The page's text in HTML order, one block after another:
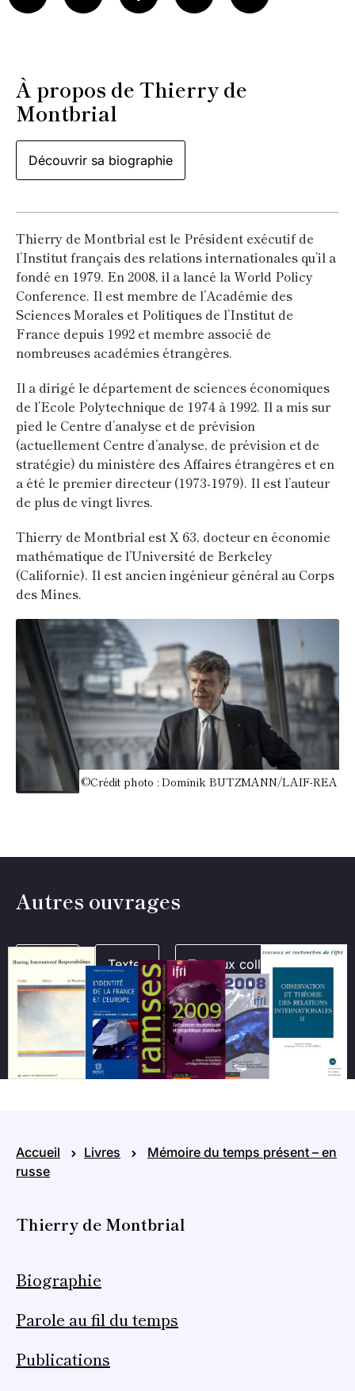
À propos de Thierry de
Montbrial
Découvrir sa biographie
Thierry de Montbrial est le Président exécutif de
l’Institut français des relations internationales qu’il a
fondé en 1979. En 2008, il a lancé la World Policy
Conference. Il est membre de l’Académie des
Sciences Morales et Politiques de l’Institut de
France depuis 1992 et membre associé de
nombreuses académies étrangères.
Il a dirigé le département de sciences économiques
de l’Ecole Polytechnique de 1974 à 1992. Il a mis sur
pied le Centre d’analyse et de prévision
(actuellement Centre d’analyse, de prévision et de
stratégie) du ministère des Affaires étrangères et en
a été le premier directeur (1973-1979). Il est l’auteur
de plus de vingt livres.
Thierry de Montbrial est X 63, docteur en économie
mathématique de l’Université de Berkeley
(Californie). Il est ancien ingénieur général au Corps
des Mines.
©Crédit photo : Dominik BUTZMANN/LAIF-REA
Autres ouvrages
Livres Textes Travaux collectifs
Accueil Livres
Mémoire du temps présent – en
russe
Thierry de Montbrial
Biographie
Parole au fil du temps
Publications